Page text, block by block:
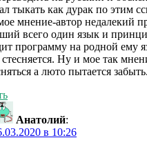
тыкать как дурак по этим
мнение-автор недалекий
всего один язык и
программу на родной ему
Ну и мое так
а люто пытается забыть.
Анатолий:
в 10:26